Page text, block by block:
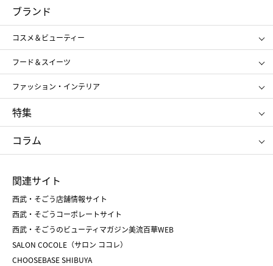
コスメ＆ビューティー
ギフト
レディース
メンズ
スポーツ・アウトドア
お中元
お歳暮
ブランド
コスメ＆ビューティー
SHISEIDO
ポール&ジョー ボーテ
ジルスチュアート
NARS
RMK
クリニーク
SK-Ⅱ
フード＆スイーツ
アンリ・シャルパンティエ
ゴディバ
新宿高野
たねや
ねんりん家
ファッション・インテリア
ポロ ラルフ ローレン
タケオ キクチ
ママ＆キッズ
シュタイフ
特集
お中元
ひな人形
五月人形
父の日
クリスマスケーキ
ホワイトデー
コラム
菓子折り
和菓子
人気のギフト
バレンタイン
ホワイトデー
おせち
関連サイト
西武・そごう店舗情報サイト
西武・そごうコーポレートサイト
西武・そごうのビューティマガジン美流百華WEB
SALON COCOLE（サロン ココレ）
CHOOSEBASE SHIBUYA